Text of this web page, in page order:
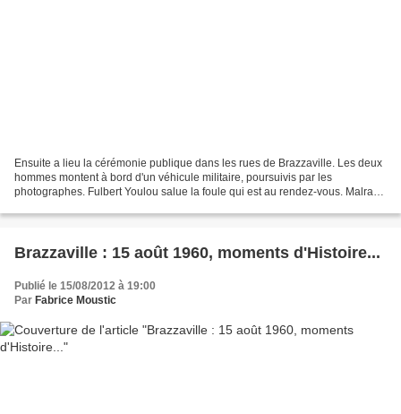
Ensuite a lieu la cérémonie publique dans les rues de Brazzaville. Les deux
hommes montent à bord d'un véhicule militaire, poursuivis par les
photographes. Fulbert Youlou salue la foule qui est au rendez-vous. Malraux
Brazzaville : 15 août 1960, moments d'Histoire...
Publié le 15/08/2012 à 19:00
Par Fabrice Moustic